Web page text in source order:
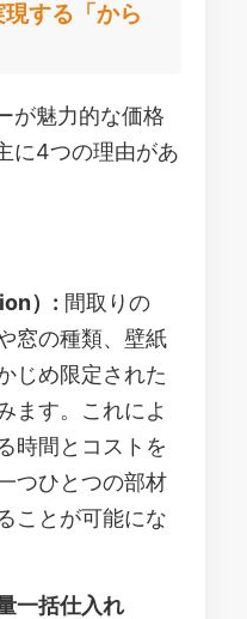
する「から
が魅力的な価格
に4つの理由があ
）: 間取りの
窓の種類、壁紙
じめ限定された
ます。これによ
時間とコストを
つひとつの部材
ことが可能にな
一括仕入れ